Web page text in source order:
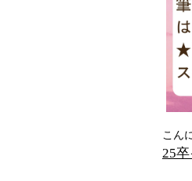
こん
25